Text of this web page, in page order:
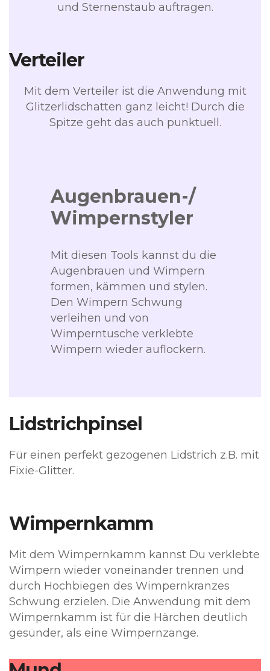
und Sternenstaub auftragen.
Verteiler
Mit dem Verteiler ist die Anwendung mit
Glitzerlidschatten ganz leicht! Durch die
Spitze geht das auch punktuell.
Augenbrauen-/
Wimpernstyler
Mit diesen Tools kannst du die
Augenbrauen und Wimpern
formen, kämmen und stylen.
Den Wimpern Schwung
verleihen und von
Wimperntusche verklebte
Wimpern wieder auflockern.
Lidstrichpinsel
Für einen perfekt gezogenen Lidstrich z.B. mit
Fixie-Glitter.
Wimpernkamm
Mit dem Wimpernkamm kannst Du verklebte
Wimpern wieder voneinander trennen und
durch Hochbiegen des Wimpernkranzes
Schwung erzielen. Die Anwendung mit dem
Wimpernkamm ist für die Härchen deutlich
gesünder, als eine Wimpernzange.